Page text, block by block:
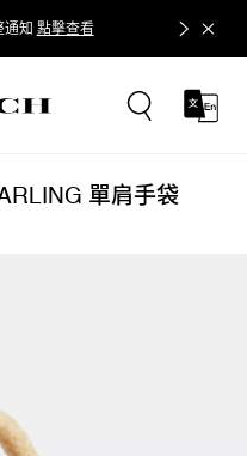
通知 點擊查看 立即追蹤
單肩手袋